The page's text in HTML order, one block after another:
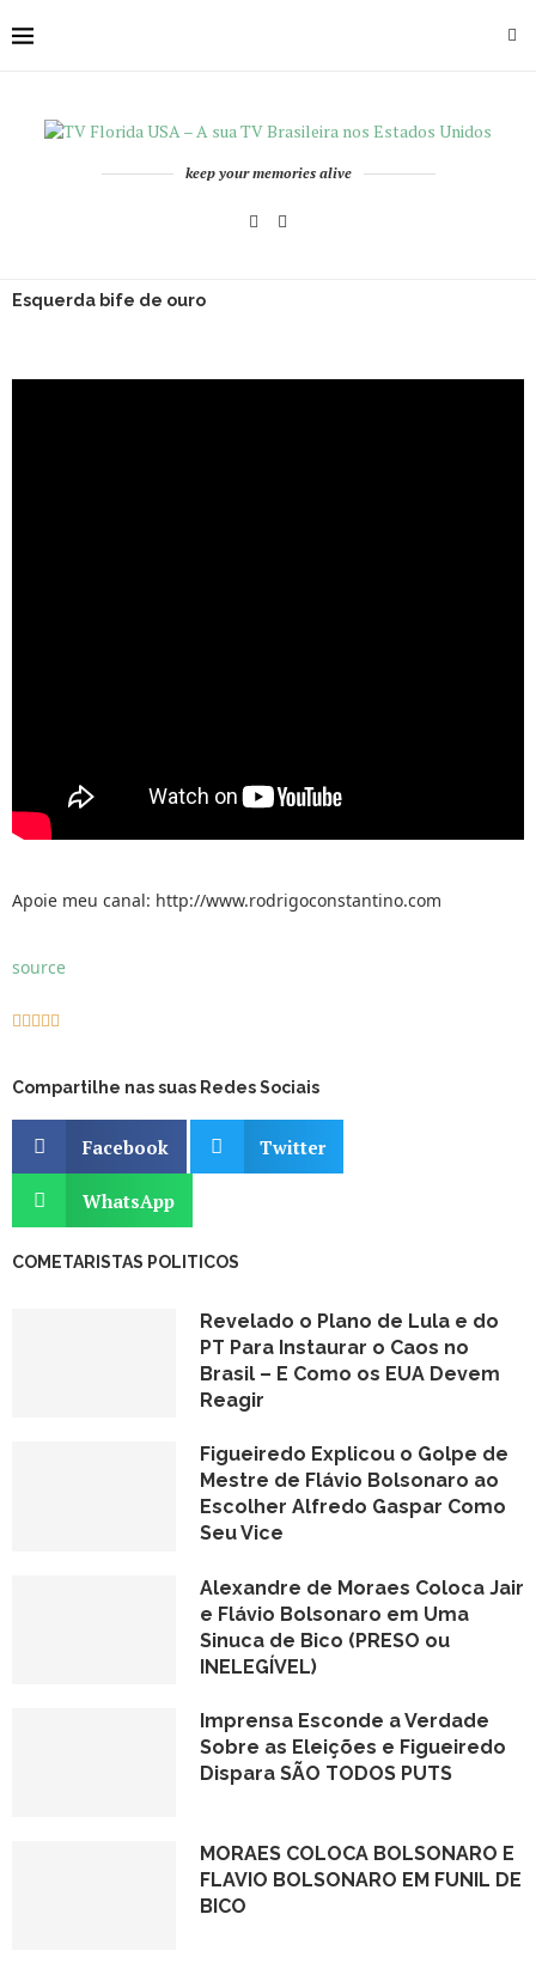
keep your memories alive
Esquerda bife de ouro
Apoie meu canal: http://www.rodrigoconstantino.com
source
    
Compartilhe nas suas Redes Sociais
Facebook Twitter
WhatsApp
COMETARISTAS POLITICOS
Revelado o Plano de Lula e do
PT Para Instaurar o Caos no
Brasil – E Como os EUA Devem
Reagir
Figueiredo Explicou o Golpe de
Mestre de Flávio Bolsonaro ao
Escolher Alfredo Gaspar Como
Seu Vice
Alexandre de Moraes Coloca Jair
e Flávio Bolsonaro em Uma
Sinuca de Bico (PRESO ou
INELEGÍVEL)
Imprensa Esconde a Verdade
Sobre as Eleições e Figueiredo
Dispara SÃO TODOS PUTS
MORAES COLOCA BOLSONARO E
FLAVIO BOLSONARO EM FUNIL DE
BICO